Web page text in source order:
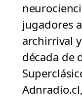
jugadores
archirrival
década de